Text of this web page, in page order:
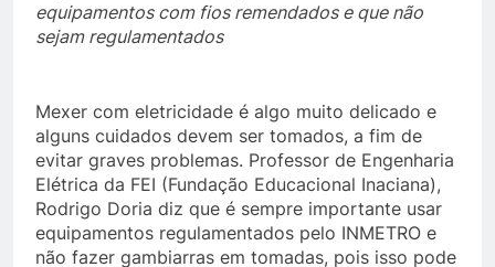
equipamentos com fios remendados e que não
sejam regulamentados
Mexer com eletricidade é algo muito delicado e
alguns cuidados devem ser tomados, a fim de
evitar graves problemas. Professor de Engenharia
Elétrica da FEI (Fundação Educacional Inaciana),
Rodrigo Doria diz que é sempre importante usar
equipamentos regulamentados pelo INMETRO e
não fazer gambiarras em tomadas, pois isso pode